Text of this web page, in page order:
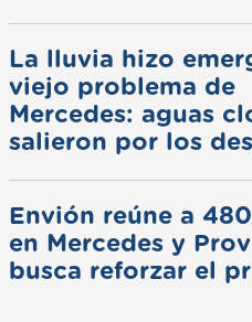
La lluvia hizo
viejo problema de
Mercedes: aguas
salieron por los
Envión reúne a
en Mercedes y
busca reforzar el